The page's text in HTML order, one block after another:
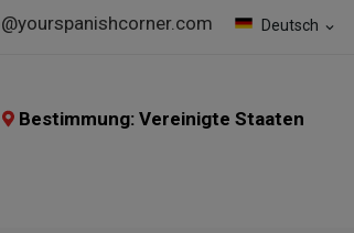
Deutsch expand_more
Bestimmung: Vereinigte Staaten